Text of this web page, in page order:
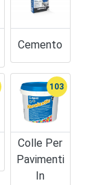
Cemento
Colle Per
Pavimenti
In
103